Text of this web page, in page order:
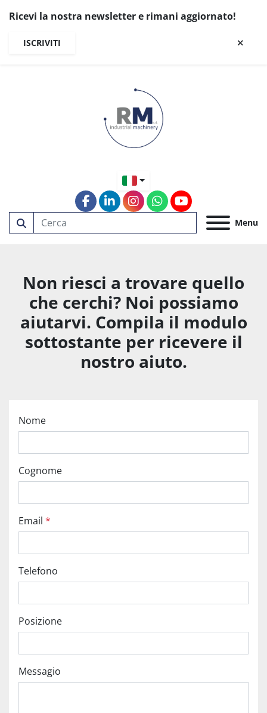
Ricevi la nostra newsletter e rimani aggiornato!
ISCRIVITI
Menu
facebook
linkedininstagram
whatsapp
youtube
Non riesci a trovare quello
che cerchi? Noi possiamo
aiutarvi. Compila il modulo
sottostante per ricevere il
nostro aiuto.
Nome
Cognome
Email *
Telefono
Posizione
Messagio